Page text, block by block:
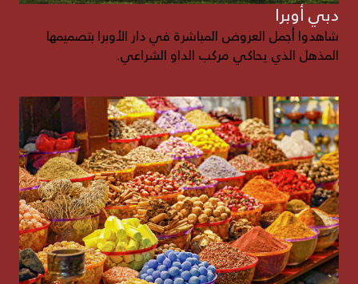
دبي أوبرا
شاهدوا أجمل العروض المباشرة في دار الأوبرا بتصميمها
المذهل الذي يحاكي مركب الداو الشراعي.